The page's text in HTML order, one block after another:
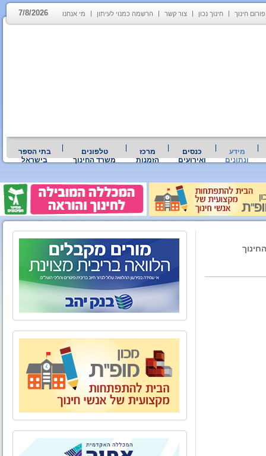
פורום חינוך חינוך נכון צור קשר הרשמה כמנוי לעיתון מי אנחנו 7/8/2026
מידע
ונתונים
כנסים
ואירועים
מרכז
הזמנות
טלפונים
משרד החינוך
בתי הספר
בישראל